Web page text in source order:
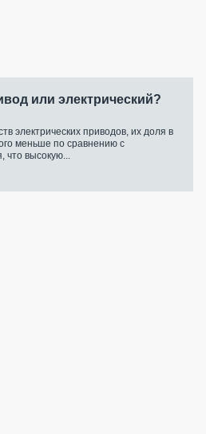
или электрический?
электрических приводов, их доля в
меньше по сравнению с
что высокую...